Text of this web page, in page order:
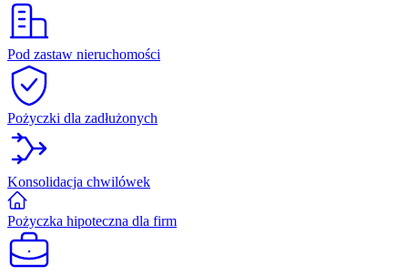
Pod zastaw nieruchomości
Pożyczki dla zadłużonych
Konsolidacja chwilówek
Pożyczka hipoteczna dla firm